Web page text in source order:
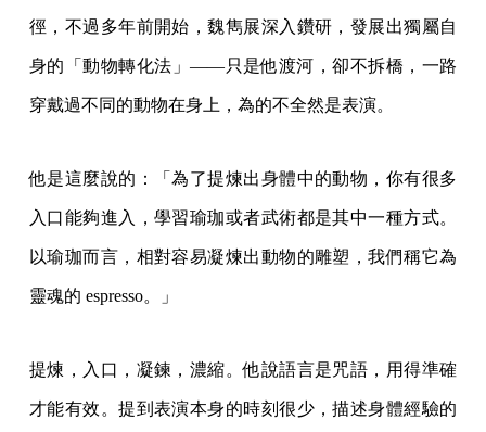
徑，不過多年前開始，魏雋展深入鑽研，發展出獨屬自
身的「動物轉化法」——只是他渡河，卻不拆橋，一路
穿戴過不同的動物在身上，為的不全然是表演。
他是這麼說的：「為了提煉出身體中的動物，你有很多
入口能夠進入，學習瑜珈或者武術都是其中一種方式。
以瑜珈而言，相對容易凝煉出動物的雕塑，我們稱它為
靈魂的 espresso。」
提煉，入口，凝鍊，濃縮。他說語言是咒語，用得準確
才能有效。提到表演本身的時刻很少，描述身體經驗的